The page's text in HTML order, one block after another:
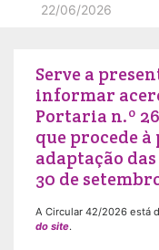
22/06/2026
Serve a
informar
Portaria n.º
que procede
adaptação
30 de
A Circular 42/2026 está
do site.